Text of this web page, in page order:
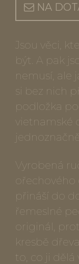
NA
Jsou věci,
být. A pak
nemusí, ale
si bez nich
podložka
vietnamské
Vyrobená
přináší do
řemeslné
originál,
kresbě
to, co ji dělá